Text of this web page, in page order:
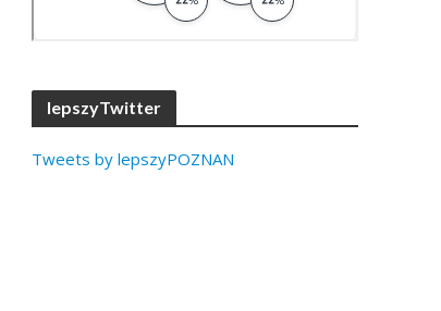
lepszyTwitter
Tweets by lepszyPOZNAN